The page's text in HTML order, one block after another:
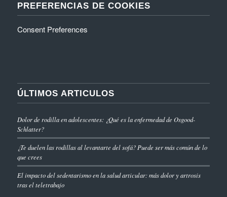
PREFERENCIAS DE COOKIES
Consent Preferences
ÚLTIMOS ARTICULOS
Dolor de rodilla en adolescentes: ¿Qué es la enfermedad de Osgood-
Schlatter?
¿Te duelen las rodillas al levantarte del sofá? Puede ser más común de lo
que crees
El impacto del sedentarismo en la salud articular: más dolor y artrosis
tras el teletrabajo